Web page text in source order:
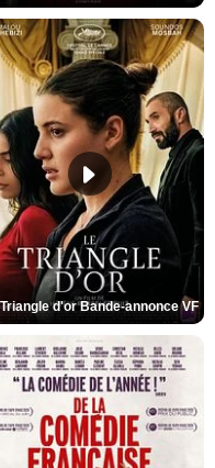
d'or Bande-annonce VF